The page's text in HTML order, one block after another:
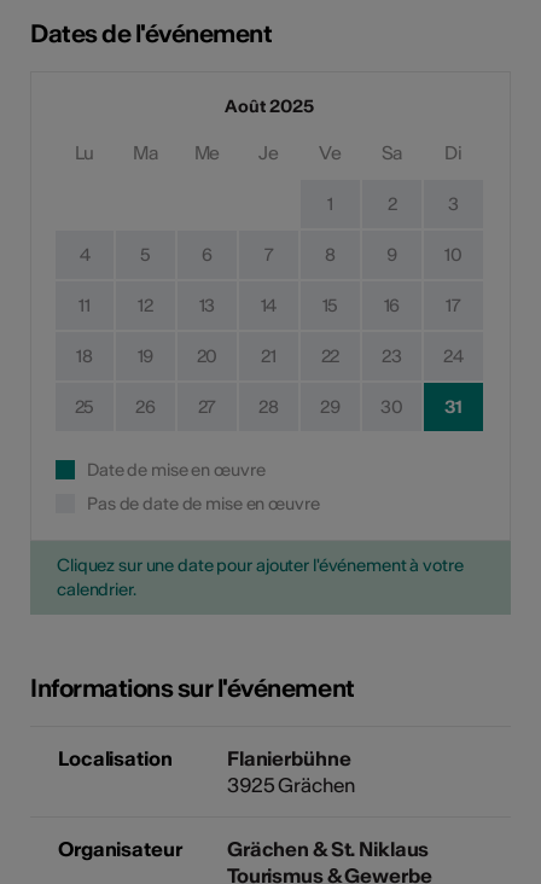
Dates de l'événement
Août 2025
Lu Ma Me Je Ve Sa Di
1 2 3
4 5 6 7 8 9 10
11 12 13 14 15 16 17
18 19 20 21 22 23 24
25 26 27 28 29 30 31
Date de mise en œuvre
Pas de date de mise en œuvre
Cliquez sur une date pour ajouter l'événement à votre
calendrier.
Informations sur l'événement
Localisation
Flanierbühne
3925 Grächen
Organisateur
Grächen & St. Niklaus
Tourismus & Gewerbe